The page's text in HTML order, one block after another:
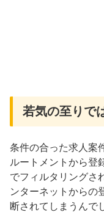
若気の至りで
条件の合った求人案
ルートメントから登
でフィルタリングさ
ンターネットからの
断されてしまうんで